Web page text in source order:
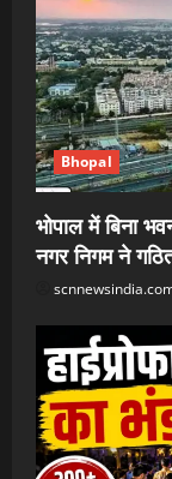
Bhopal
भोपाल में बिना
नगर निगम ने